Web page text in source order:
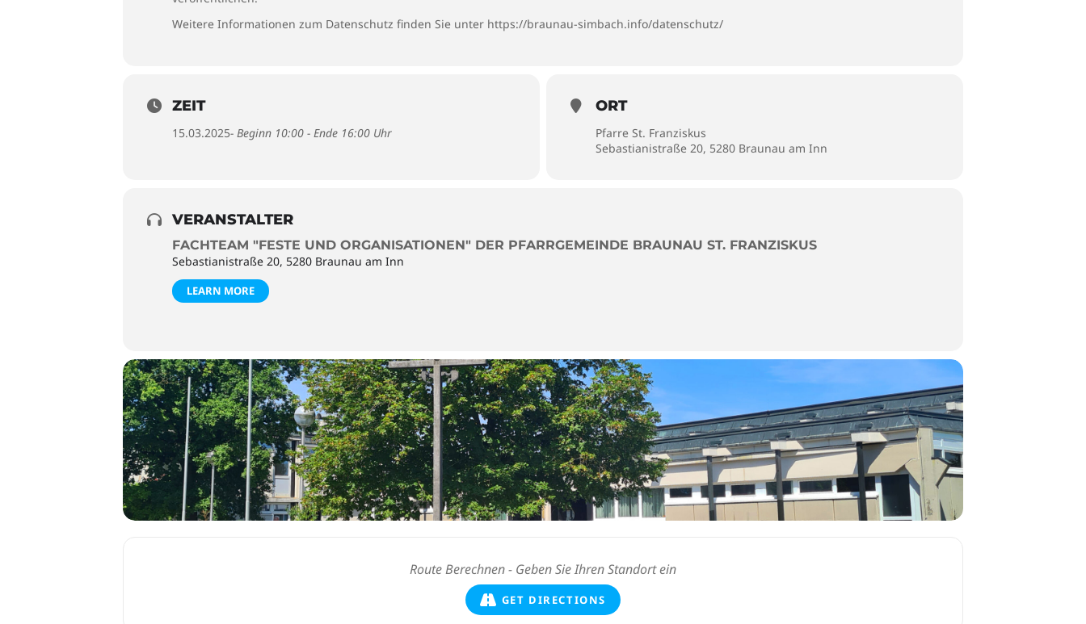
Weitere Informationen zum Datenschutz finden Sie unter https://braunau-simbach.info/datenschutz/
ZEIT
15.03.2025- Beginn 10:00 - Ende 16:00 Uhr
ORT
Pfarre St. Franziskus
Sebastianistraße 20, 5280 Braunau am Inn
VERANSTALTER
FACHTEAM "FESTE UND ORGANISATIONEN" DER PFARRGEMEINDE BRAUNAU ST. FRANZISKUS
Sebastianistraße 20, 5280 Braunau am Inn
LEARN MORE
GET DIRECTIONS